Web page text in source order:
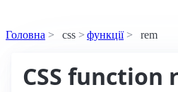
Головна css функції rem
CSS function